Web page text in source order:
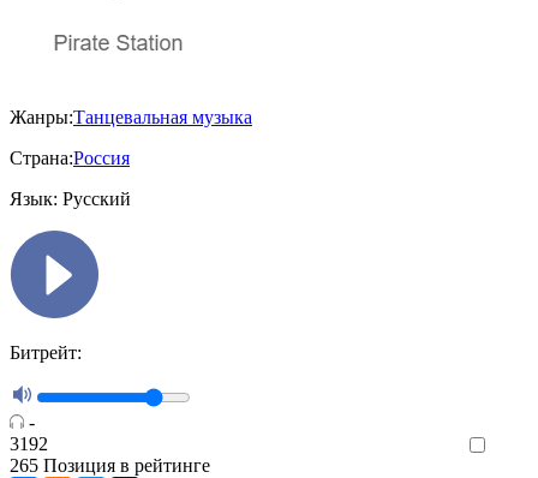
Жанры:Танцевальная музыка
Страна:Россия
Язык: Русский
Битрейт:
-
3192
265 Позиция в рейтинге